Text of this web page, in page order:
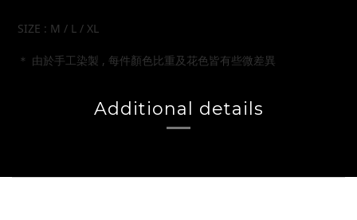
SIZE : M / L / XL
＊ 由於手工染製 , 每件顏色比重及花色皆有些微差異
Additional details